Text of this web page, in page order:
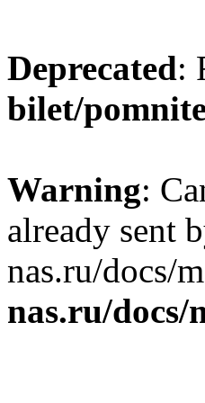
Deprecated:
bilet/
Warning:
already sent
nas.ru/docs/
nas.ru/docs/